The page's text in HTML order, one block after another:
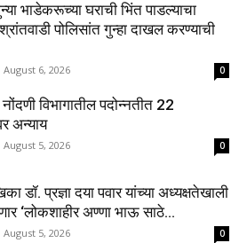
भाडेकरूच्या घराची भिंत पाडल्याचा
पोलिसांत गुन्हा दाखल करण्याची
August 6, 2026 0
विभागातील पदोन्नतीत 22
अन्याय
August 5, 2026 0
डॉ. प्रज्ञा दया पवार यांच्या अध्यक्षतेखाली
‘लोकशाहीर अण्णा भाऊ साठे...
August 5, 2026 0